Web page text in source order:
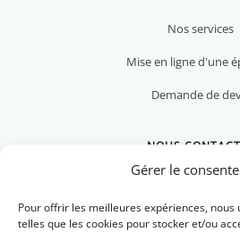
Gérer le
Pour offrir les meilleures expériences, nous
telles que les cookies pour stocker et/ou
Nos services
Mise en ligne d'une
Demande de
NOUS